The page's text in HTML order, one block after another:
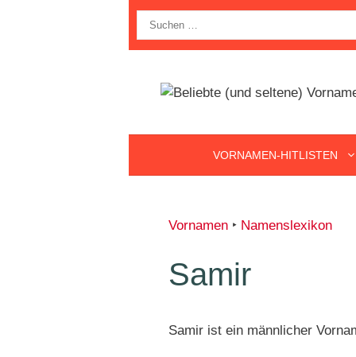
nach:
VORNAMEN-HITLISTEN
Vornamen ‣ Namenslexikon
Samir
Samir ist ein männlicher